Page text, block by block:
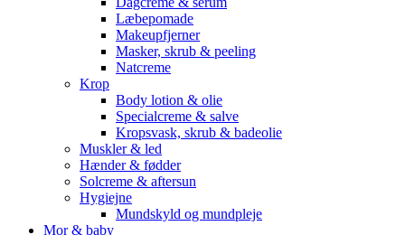
Læbepomade
Makeupfjerner
Masker, skrub & peeling
Natcreme
Krop
Body lotion & olie
Specialcreme & salve
Kropsvask, skrub & badeolie
Muskler & led
Hænder & fødder
Solcreme & aftersun
Hygiejne
Mundskyld og mundpleje
Mor & baby